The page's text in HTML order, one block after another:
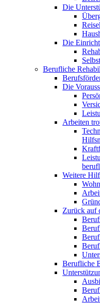
Die
Die
Berufliche
Die
Arbeiten
Weitere
Zurück auf
Berufliche